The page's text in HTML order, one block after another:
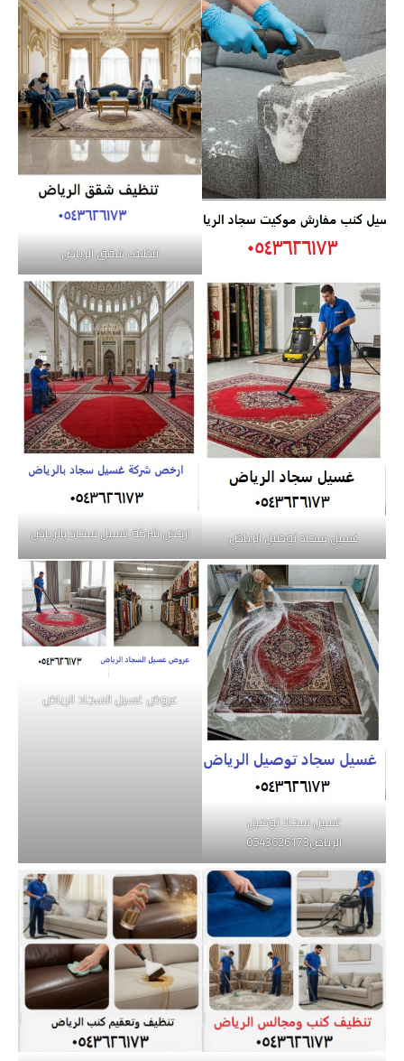
تنظيف شقق الرياض
غسيل سجاد توصيل الرياض ارخص شركة غسيل سجاد بالرياض
غسيل سجاد توصيل
الرياض0543626173
عروض غسيل السجاد الرياض